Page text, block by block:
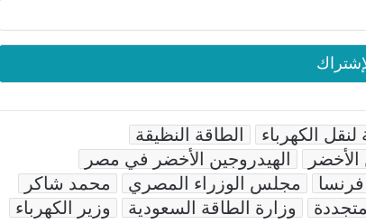
الكهرباء
الطاقة النظيقة
الأخضر
الهيدروجين الأخضر في مصر
فرنسا مجلس الوزراء المصري
محمد شاكر
وزارة الطاقة السعودية وزير الكهرباء